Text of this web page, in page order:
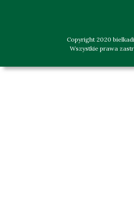
Copyright 2020
Wszystkie prawa